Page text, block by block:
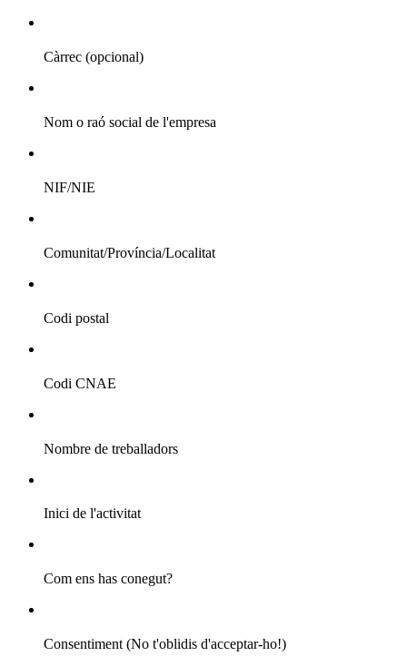
Càrrec (opcional)
Nom o raó social de l'empresa
NIF/NIE
Comunitat/Província/Localitat
Codi postal
Codi CNAE
Nombre de treballadors
Inici de l'activitat
Com ens has conegut?
Consentiment (No t'oblidis d'acceptar-ho!)